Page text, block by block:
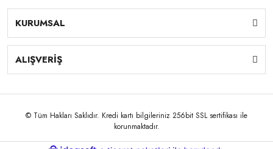
KURUMSAL
ALIŞVERİŞ
© Tüm Hakları Saklıdır. Kredi kartı bilgileriniz 256bit SSL sertifikası ile
korunmaktadır.